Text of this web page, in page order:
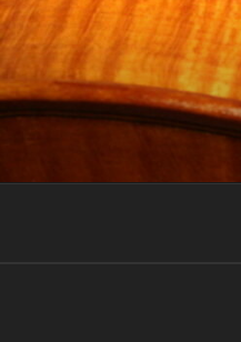
Aller
au
contenu
principal